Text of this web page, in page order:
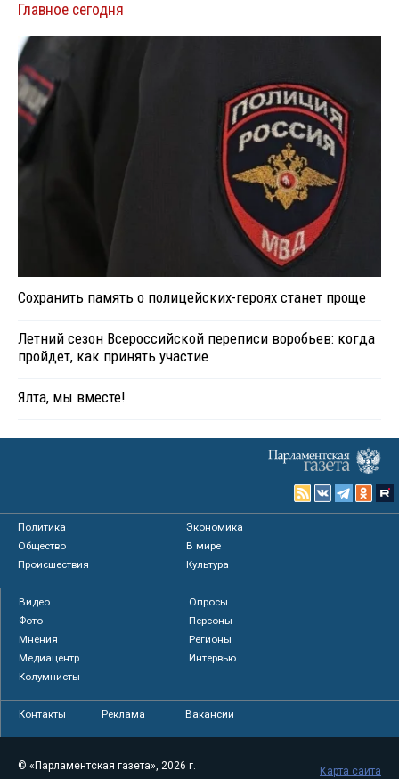
Главное сегодня
Сохранить память о полицейских-героях станет проще
Летний сезон Всероссийской переписи воробьев: когда
пройдет, как принять участие
Ялта, мы вместе!
Политика
Экономика
Общество
В мире
Происшествия
Культура
Видео
Опросы
Фото
Персоны
Мнения
Регионы
Медиацентр
Интервью
Колумнисты
Контакты Реклама Вакансии
© «Парламентская газета», 2026 г.
Карта сайта